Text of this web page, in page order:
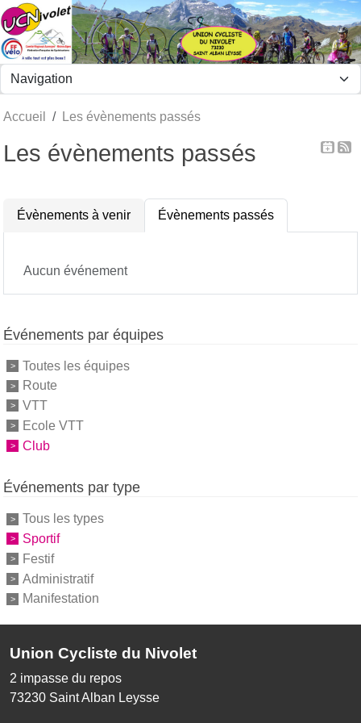
Accueil Les évènements passés
Les évènements passés
Évènements à venir Évènements passés
Aucun événement
Événements par équipes
Toutes les équipes
Route
VTT
Ecole VTT
Club
Événements par type
Tous les types
Sportif
Festif
Administratif
Manifestation
Union Cycliste du Nivolet
2 impasse du repos
73230 Saint Alban Leysse
Panneau de gestion des cookies